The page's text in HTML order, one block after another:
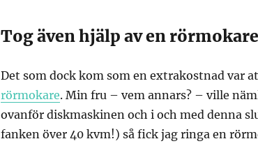
Tog även hjälp av en rörmokare
Det som dock kom som en extrakostnad var
rörmokare. Min fru – vem annars? – ville
ovanför diskmaskinen och i och med denna
fanken över 40 kvm!) så fick jag ringa en